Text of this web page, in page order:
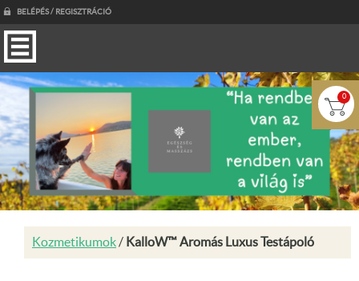
BELÉPÉS / REGISZTRÁCIÓ
0
Kozmetikumok/ KalloW™ Aromás Luxus Testápoló